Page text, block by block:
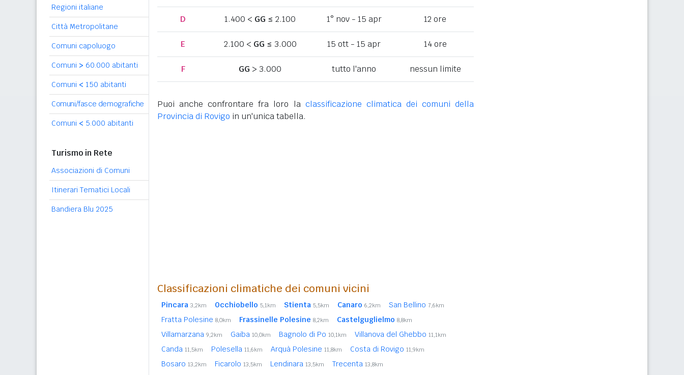
Regioni italiane
Città Metropolitane
Comuni capoluogo
Comuni > 60.000 abitanti
Comuni < 150 abitanti
Comuni/fasce demografiche
Comuni < 5.000 abitanti
Turismo in Rete
Associazioni di Comuni
Itinerari Tematici Locali
Bandiera Blu 2025
D 1.400 < GG ≤ 2.100 1° nov - 15 apr 12 ore
E 2.100 < GG ≤ 3.000 15 ott - 15 apr 14 ore
F GG > 3.000 tutto l'anno nessun limite
Puoi anche confrontare fra loro la classificazione climatica dei comuni della
Provincia di Rovigo in un'unica tabella.
Classificazioni climatiche dei comuni vicini
Pincara 3,2km Occhiobello 5,1km Stienta 5,5km Canaro 6,2km San Bellino 7,6km
Fratta Polesine 8,0km Frassinelle Polesine 8,2km Castelguglielmo 8,8km
Villamarzana 9,2km Gaiba 10,0km Bagnolo di Po 10,1km Villanova del Ghebbo 11,1km
Canda 11,5km Polesella 11,6km Arquà Polesine 11,8km Costa di Rovigo 11,9km
Bosaro 13,2km Ficarolo 13,5km Lendinara 13,5km Trecenta 13,8km